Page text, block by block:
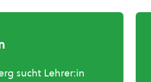
sucht Lehrer:in